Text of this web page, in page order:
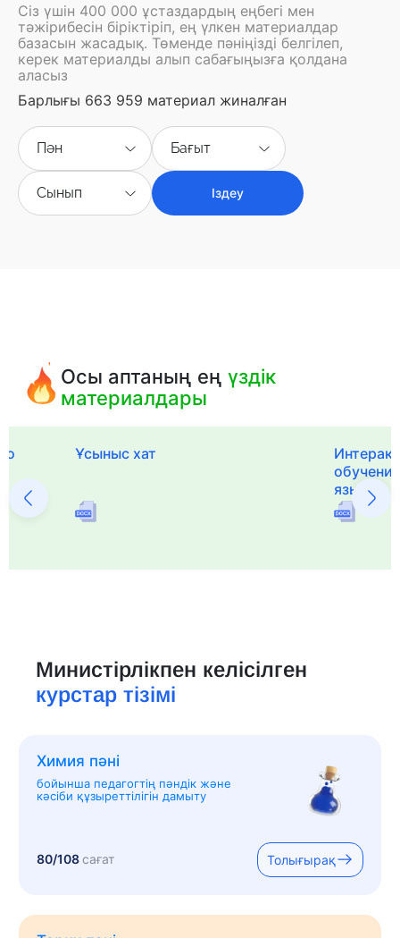
Сіз үшін 400 000 ұстаздардың еңбегі мен
тәжірибесін біріктіріп, ең үлкен материалдар
базасын жасадық. Төменде пәніңізді белгілеп,
керек материалды алып сабағыңызға қолдана
аласыз
Барлығы 663 959 материал жиналған
Пән Бағыт
Сынып Іздеу
Осы аптаның еңүздік
материалдары
Ұсыныс хат
языка и
Министірлікпен келісілген
курстар тізімі
Химия пәні
бойынша педагогтің пәндік және
кәсіби құзыреттілігін дамыту
80/108сағат Толығырақ